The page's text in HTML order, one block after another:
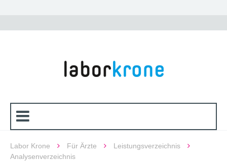
Labor Krone Für Ärzte
Leistungsverzeichnis
Analysenverzeichnis